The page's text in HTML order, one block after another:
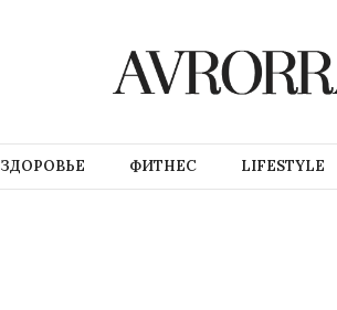
ЗДОРОВЬЕ ФИТНЕС LIFESTYLE